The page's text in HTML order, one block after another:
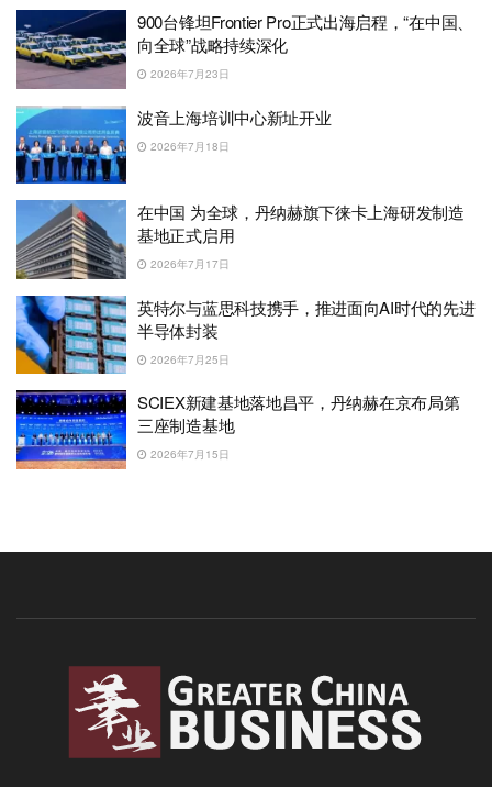
900台锋坦Frontier Pro正式出海启程，“在中国、
向全球”战略持续深化
2026年7月23日
波音上海培训中心新址开业
2026年7月18日
在中国 为全球，丹纳赫旗下徕卡上海研发制造
基地正式启用
2026年7月17日
英特尔与蓝思科技携手，推进面向AI时代的先进
半导体封装
2026年7月25日
SCIEX新建基地落地昌平，丹纳赫在京布局第
三座制造基地
2026年7月15日